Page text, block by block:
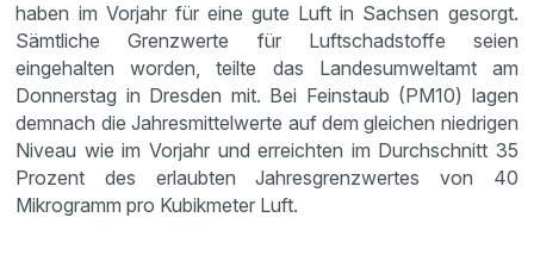
haben im Vorjahr für eine gute Luft in Sachsen gesorgt.
Sämtliche Grenzwerte für Luftschadstoffe seien
eingehalten worden, teilte das Landesumweltamt am
Donnerstag in Dresden mit. Bei Feinstaub (PM10) lagen
demnach die Jahresmittelwerte auf dem gleichen niedrigen
Niveau wie im Vorjahr und erreichten im Durchschnitt 35
Prozent des erlaubten Jahresgrenzwertes von 40
Mikrogramm pro Kubikmeter Luft.